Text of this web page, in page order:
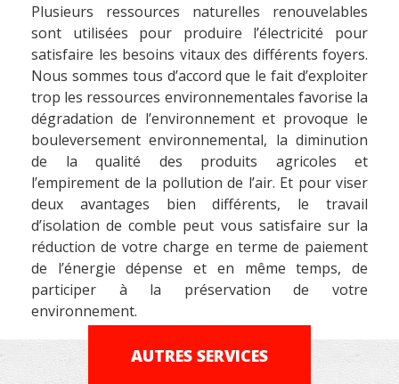
Plusieurs ressources naturelles renouvelables
sont utilisées pour produire l’électricité pour
satisfaire les besoins vitaux des différents foyers.
Nous sommes tous d’accord que le fait d’exploiter
trop les ressources environnementales favorise la
dégradation de l’environnement et provoque le
bouleversement environnemental, la diminution
de la qualité des produits agricoles et
l’empirement de la pollution de l’air. Et pour viser
deux avantages bien différents, le travail
d’isolation de comble peut vous satisfaire sur la
réduction de votre charge en terme de paiement
de l’énergie dépense et en même temps, de
participer à la préservation de votre
environnement.
AUTRES SERVICES